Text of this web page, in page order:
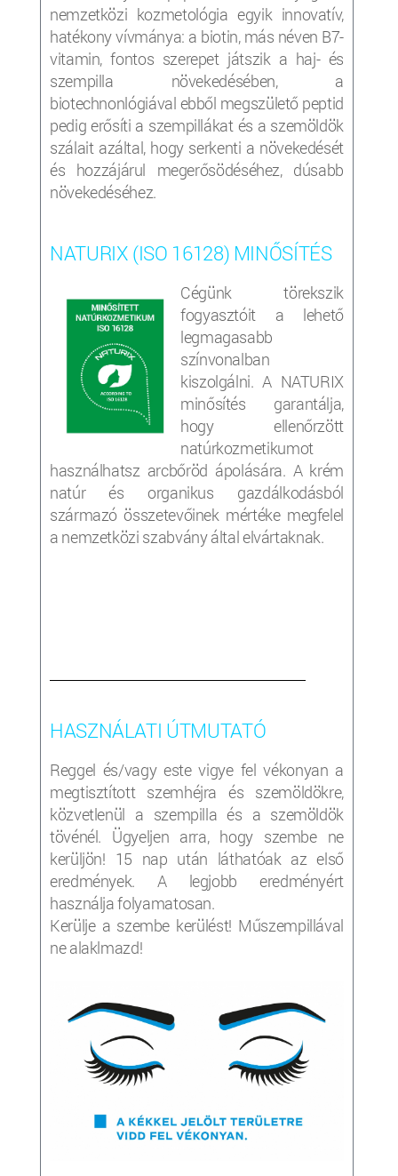
nemzetközi kozmetológia egyik innovatív,
hatékony vívmánya: a biotin, más néven B7-
vitamin, fontos szerepet játszik a haj- és
szempilla növekedésében, a
biotechnonlógiával ebből megszülető peptid
pedig erősíti a szempillákat és a szemöldök
szálait azáltal, hogy serkenti a növekedését
és hozzájárul megerősödéséhez, dúsabb
növekedéséhez.
NATURIX (ISO 16128) MINŐSÍTÉS
Cégünk törekszik
fogyasztóit a lehető
legmagasabb
színvonalban
kiszolgálni. A NATURIX
minősítés garantálja,
hogy ellenőrzött
natúrkozmetikumot
használhatsz arcbőröd ápolására. A krém
natúr és organikus gazdálkodásból
származó összetevőinek mértéke megfelel
a nemzetközi szabvány által elvártaknak.
HASZNÁLATI ÚTMUTATÓ
Reggel és/vagy este vigye fel vékonyan a
megtisztított szemhéjra és szemöldökre,
közvetlenül a szempilla és a szemöldök
tövénél. Ügyeljen arra, hogy szembe ne
kerüljön! 15 nap után láthatóak az első
eredmények. A legjobb eredményért
használja folyamatosan.
Kerülje a szembe kerülést! Műszempillával
ne alaklmazd!